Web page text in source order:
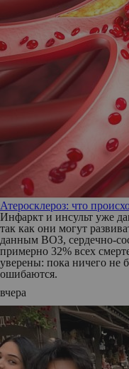
Атеросклероз: что
Инфаркт и инсульт уже
так как они могут
данным ВОЗ, сердечно-
примерно 32% всех
уверены: пока ничего не
ошибаются.
вчера